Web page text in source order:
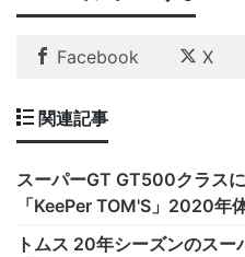
Facebook X
関連記事
スーパーGT GT500クラス
「KeePer TOM'S」2020年
トムス 20年シーズンのス